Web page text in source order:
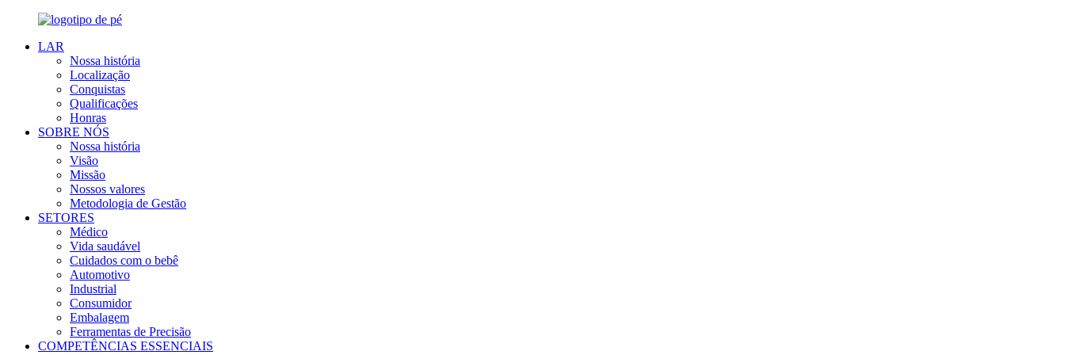
LAR
Nossa história
Localização
Conquistas
Qualificações
Honras
SOBRE NÓS
Nossa história
Visão
Missão
Nossos valores
Metodologia de Gestão
SETORES
Médico
Vida saudável
Cuidados com o bebê
Automotivo
Industrial
Consumidor
Embalagem
Ferramentas de Precisão
COMPETÊNCIAS ESSENCIAIS